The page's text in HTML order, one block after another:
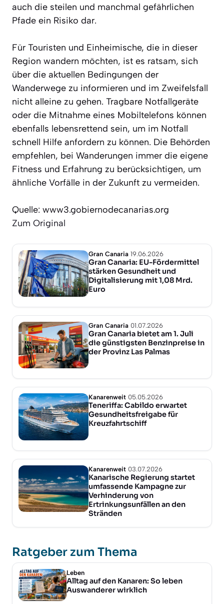
auch die steilen und manchmal gefährlichen
Pfade ein Risiko dar.
Für Touristen und Einheimische, die in dieser
Region wandern möchten, ist es ratsam, sich
über die aktuellen Bedingungen der
Wanderwege zu informieren und im Zweifelsfall
nicht alleine zu gehen. Tragbare Notfallgeräte
oder die Mitnahme eines Mobiltelefons können
ebenfalls lebensrettend sein, um im Notfall
schnell Hilfe anfordern zu können. Die Behörden
empfehlen, bei Wanderungen immer die eigene
Fitness und Erfahrung zu berücksichtigen, um
ähnliche Vorfälle in der Zukunft zu vermeiden.
Quelle: www3.gobiernodecanarias.org
Zum Original
Gran Canaria 19.06.2026
Gran Canaria: EU-Fördermittel
stärken Gesundheit und
Digitalisierung mit 1,08 Mrd.
Euro
Gran Canaria 01.07.2026
Gran Canaria bietet am 1. Juli
die günstigsten Benzinpreise in
der Provinz Las Palmas
Kanarenweit 05.05.2026
Teneriffa: Cabildo erwartet
Gesundheitsfreigabe für
Kreuzfahrtschiff
Kanarenweit 03.07.2026
Kanarische Regierung startet
umfassende Kampagne zur
Verhinderung von
Ertrinkungsunfällen an den
Stränden
Ratgeber zum Thema
Leben
Alltag auf den Kanaren: So leben
Auswanderer wirklich